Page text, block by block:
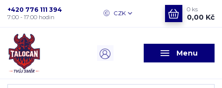
Menu
CZK
+420 776 111 394
7:00 - 17:00 hodin
0 ks
0,00 Kč